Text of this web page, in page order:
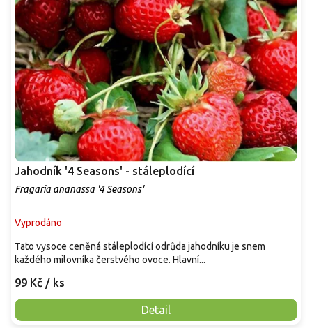
Jahodník '4 Seasons' - stáleplodící
Fragaria ananassa '4 Seasons'
Vyprodáno
99 Kč / ks
Detail
Tato vysoce ceněná stáleplodící odrůda jahodníku je snem
každého milovníka čerstvého ovoce. Hlavní...